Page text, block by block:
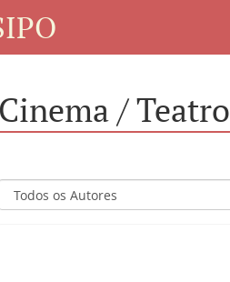
Cinema / Teatro